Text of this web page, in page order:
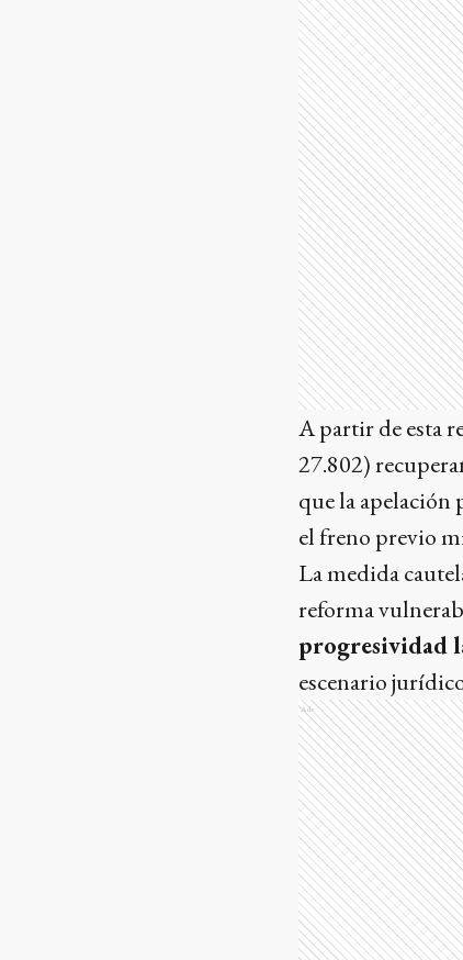
A partir de esta
27.802)
que la apelación
el freno previo
La medida
reforma
progresividad
escenario
Ads